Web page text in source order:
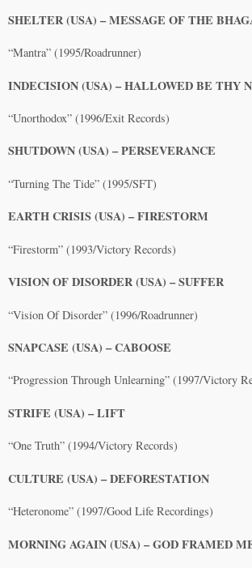
SHELTER (USA) – MESSAGE OF THE
“Mantra” (1995/Roadrunner)
INDECISION (USA) – HALLOWED BE THY
“Unorthodox” (1996/Exit Records)
SHUTDOWN (USA) – PERSEVERANCE
“Turning The Tide” (1995/SFT)
EARTH CRISIS (USA) – FIRESTORM
“Firestorm” (1993/Victory Records)
VISION OF DISORDER (USA) – SUFFER
“Vision Of Disorder” (1996/Roadrunner)
SNAPCASE (USA) – CABOOSE
“Progression Through Unlearning” (1997/Victory
STRIFE (USA) – LIFT
“One Truth” (1994/Victory Records)
CULTURE (USA) – DEFORESTATION
“Heteronome” (1997/Good Life Recordings)
MORNING AGAIN (USA) – GOD FRAMED